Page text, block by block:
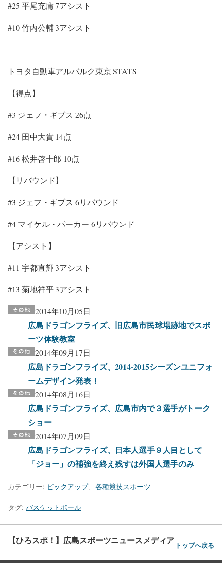
#25 平尾充庸7アシスト
#10竹内公輔 3アシスト
トヨタ自動車アルバルク東京STATS
【得点】
#3 ジェフ・ギブス 26点
#24 田中大貴 14点
#16松井啓十郎 10点
【リバウンド】
#3 ジェフ・ギブス 6リバウンド
#4 マイケル・パーカー 6リバウンド
【アシスト】
#11 宇都直輝 3アシスト
#13 菊地祥平 3アシスト
2014年10月05日
広島ドラゴンフライズ、旧広島市民球場跡地でスポ
ーツ体験教室
2014年09月17日
広島ドラゴンフライズ、2014-2015シーズンユニフォ
ームデザイン発表！
2014年08月16日
広島ドラゴンフライズ、広島市内で３選手がトーク
ショー
2014年07月09日
広島ドラゴンフライズ、日本人選手９人目として
「ジョー」の補強を終え残すは外国人選手のみ
カテゴリー: ピックアップ、 各種競技スポーツ
タグ: バスケットボール
【ひろスポ！】広島スポーツニュースメディア トップへ戻る